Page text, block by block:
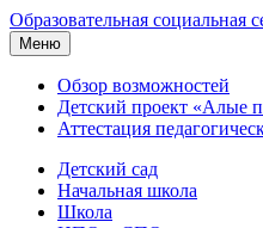
Образовательная социальная
Меню
Обзор возможностей
Детский проект «Алые
Аттестация
Детский сад
Начальная школа
Школа